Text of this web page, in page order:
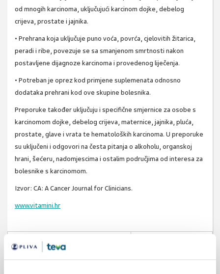
od mnogih karcinoma, uključujući karcinom dojke, debelog
crijeva, prostate i jajnika.
• Prehrana koja uključuje puno voća, povrća, cjelovitih žitarica,
peradi i ribe, povezuje se sa smanjenom smrtnosti nakon
postavljene dijagnoze karcinoma i provedenog liječenja.
• Potreban je oprez kod primjene suplemenata odnosno
dodataka prehrani kod ove skupine bolesnika.
Preporuke također uključuju i specifične smjernice za osobe s
karcinomom dojke, debelog crijeva, maternice, jajnika, pluća,
prostate, glave i vrata te hematoloških karcinoma. U preporuke
su uključeni i odgovori na česta pitanja o alkoholu, organskoj
hrani, šećeru, nadomjescima i ostalim područjima od interesa za
bolesnike s karcinomom.
Izvor: CA: A Cancer Journal for Clinicians.
www.vitamini.hr